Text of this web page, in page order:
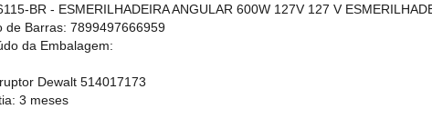
BR - ESMERILHADEIRA ANGULAR 600W 127V 127 V
de Barras: 7899497666959
da Embalagem:
Dewalt 514017173
3 meses